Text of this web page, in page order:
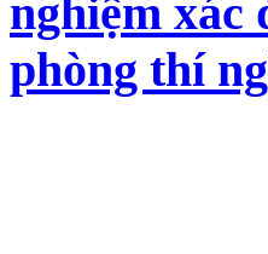
nghiệm xác
phòng thí